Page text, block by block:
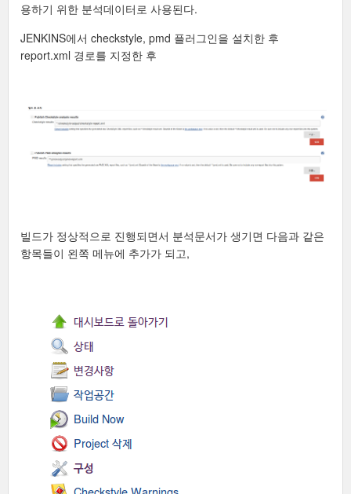
용하기 위한 분석데이터로 사용된다.
JENKINS에서 checkstyle, pmd 플러그인을 설치한 후
report.xml 경로를 지정한 후
빌드가 정상적으로 진행되면서 분석문서가 생기면 다음과 같은
항목들이 왼쪽 메뉴에 추가가 되고,